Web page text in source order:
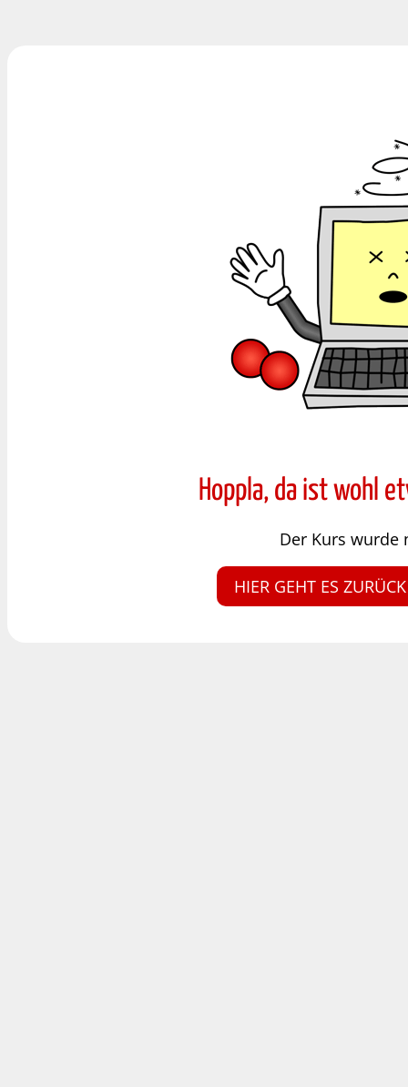
Hoppla, da ist wohl
Der Kurs wurde
HIER GEHT ES